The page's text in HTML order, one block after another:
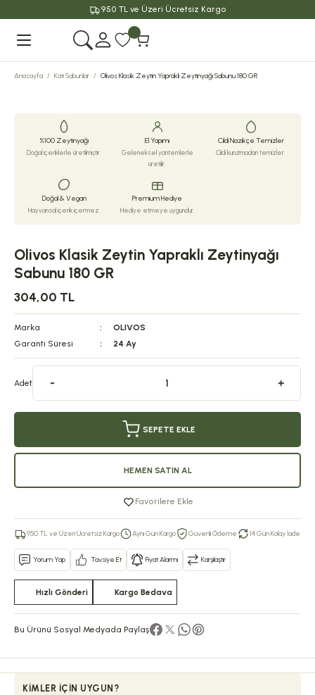
950 TL ve Üzeri Ücretsiz Kargo
Geri Dön
Anasayfa Katı Sabunlar Olivos Klasik Zeytin Yapraklı Zeytinyağı Sabunu 180 GR
%100 Zeytinyağı
Doğal içeriklerle üretilmiştir.
El Yapımı
Geleneksel yöntemlerle
üretilir.
Cildi Nazikçe Temizler
Cildi kurutmadan temizler.
Doğal & Vegan
Hayvansal içerik içermez.
Premium Hediye
Hediye etmeye uygundur.
Olivos Klasik Zeytin Yapraklı Zeytinyağı
Sabunu 180 GR
304,00 TL
Marka
OLIVOS
Garanti Süresi
24 Ay
Adet
SEPETE EKLE
HEMEN SATIN AL
Favorilere Ekle
950 TL ve Üzeri Ücretsiz Kargo Aynı Gün Kargo Güvenli Ödeme 14 Gün Kolay İade
Yorum Yap Tavsiye Et Fiyat Alarmı Karşılaştır
Hızlı Gönderi Kargo Bedava
Bu Ürünü Sosyal Medyada Paylaş
KIMLER İÇIN UYGUN?